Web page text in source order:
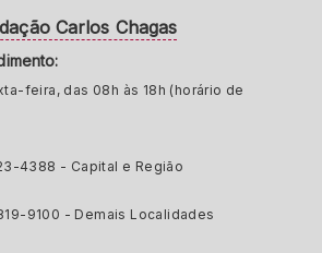
Carlos Chagas
feira, das 08h às 18h (horário de
4388 - Capital e Região
9100 - Demais Localidades